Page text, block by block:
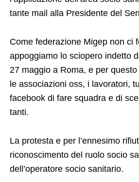
tante mail alla Presidente del
Come federazione Migep non ci
appoggiamo lo sciopero indetto
27 maggio a Roma, e per
le associazioni oss, i lavoratori,
facebook di fare squadra e di
tanti.
La protesta e per l’ennesimo
riconoscimento del ruolo socio
dell’operatore socio sanitario.